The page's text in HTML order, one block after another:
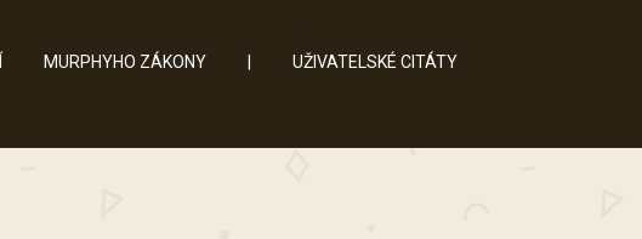
MURPHYHO ZÁKONY UŽIVATELSKÉ CITÁTY